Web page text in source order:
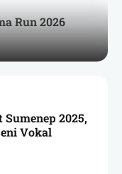
Run 2026
2025,
Vokal